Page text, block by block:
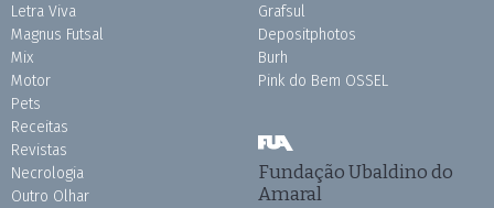
Letra Viva
Magnus Futsal
Mix
Motor
Pets
Receitas
Revistas
Necrologia
Outro Olhar
Grafsul
Depositphotos
Burh
Pink do Bem OSSEL
Fundação Ubaldino do
Amaral